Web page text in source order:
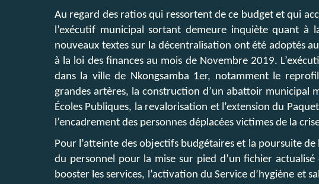
Au regard des ratios qui ressortent de ce budget et qui
l’exécutif municipal sortant demeure inquiète quant
nouveaux textes sur la décentralisation ont été adoptés
à la loi des finances au mois de Novembre 2019.
dans la ville de Nkongsamba 1er, notamment le
grandes artères, la construction d’un abattoir municipal
Écoles Publiques, la revalorisation et l’extension du
l’encadrement des personnes déplacées victimes de la
Pour l’atteinte des objectifs budgétaires et la poursuite
du personnel pour la mise sur pied d’un fichier
booster les services, l’activation du Service d’hygiène et